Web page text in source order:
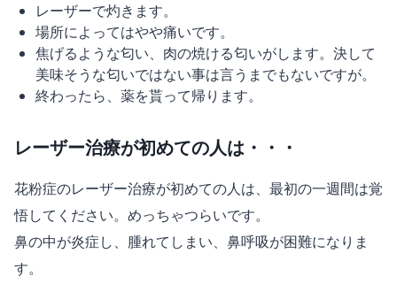
レーザーで灼きます。
場所によってはやや痛いです。
焦げるような匂い、肉の焼ける匂いがします。決して
美味そうな匂いではない事は言うまでもないですが。
終わったら、薬を貰って帰ります。
レーザー治療が初めての人は・・・
花粉症のレーザー治療が初めての人は、最初の一週間は覚
悟してください。めっちゃつらいです。
鼻の中が炎症し、腫れてしまい、鼻呼吸が困難になりま
す。